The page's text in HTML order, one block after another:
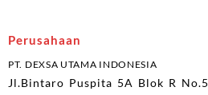
Perusahaan
PT. DEXSA UTAMA INDONESIA
Jl.Bintaro Puspita 5A Blok R No.5